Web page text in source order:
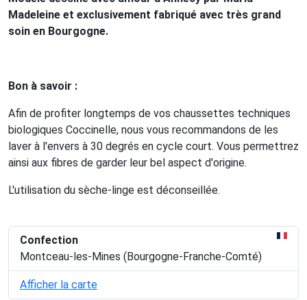
Madeleine et exclusivement fabriqué avec très grand
soin en Bourgogne.
Bon à savoir :
Afin de profiter longtemps de vos chaussettes techniques
biologiques Coccinelle, nous vous recommandons de les
laver à l'envers à 30 degrés en cycle court. Vous permettrez
ainsi aux fibres de garder leur bel aspect d'origine.
L'utilisation du sèche-linge est déconseillée.
Confection
Montceau-les-Mines (Bourgogne-Franche-Comté)
Afficher la carte